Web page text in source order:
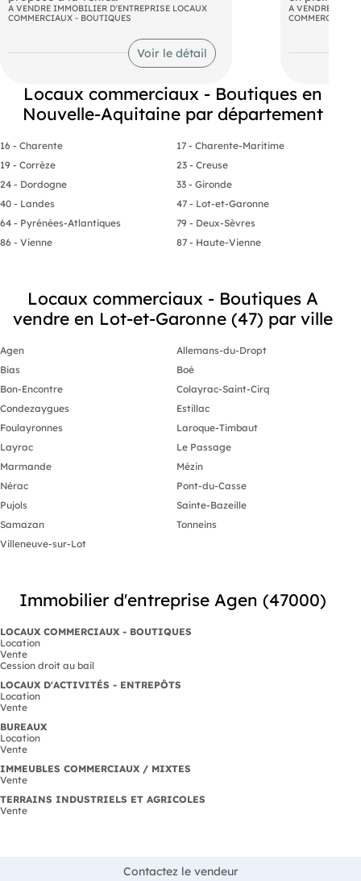
Agen centre ville, proche marché
commercial ou professionnel d'environ
110 m² avec double vitrine. Etant en
visibilité.. Les informations sur les
risques auxquels ce bien est exposé
sont disponibles sur le site
https://www.georisques.gouv.fr.
A VENDRE IMMOBILIER D'ENTREPRISE LOCAUX
COMMERCIAUX - BOUTIQUES
Voir le détail
carrefour
de la RD
disponibles :
, livré brut
normes
moderne et
commercial
plusieurs
A VENDRE
COMMERCIAUX
Locaux commerciaux - Boutiques en
Nouvelle-Aquitaine par département
16 - Charente
17 - Charente-Maritime
19 - Corrèze
23 - Creuse
24 - Dordogne
33 - Gironde
40 - Landes
47 - Lot-et-Garonne
64 - Pyrénées-Atlantiques
79 - Deux-Sèvres
86 - Vienne
87 - Haute-Vienne
Locaux commerciaux - Boutiques A
vendre en Lot-et-Garonne (47) par ville
Agen
Allemans-du-Dropt
Bias
Boé
Bon-Encontre
Colayrac-Saint-Cirq
Condezaygues
Estillac
Foulayronnes
Laroque-Timbaut
Layrac
Le Passage
Marmande
Mézin
Nérac
Pont-du-Casse
Pujols
Sainte-Bazeille
Samazan
Tonneins
Villeneuve-sur-Lot
Immobilier d'entreprise Agen (47000)
LOCAUX COMMERCIAUX - BOUTIQUES
Location
Vente
Cession droit au bail
LOCAUX D'ACTIVITÉS - ENTREPÔTS
Location
Vente
BUREAUX
Location
Vente
IMMEUBLES COMMERCIAUX / MIXTES
Vente
TERRAINS INDUSTRIELS ET AGRICOLES
Vente
Contactez le vendeur